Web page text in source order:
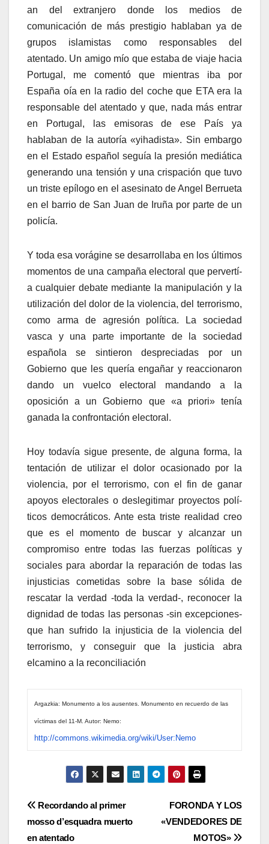
an del extranjero donde los medios de
comunicación de más prestigio hablaban ya de
grupos islamistas como responsables del
atentado. Un amigo mí­o que estaba de viaje hacia
Portugal, me comentó que mientras iba por
España oí­a en la radio del coche que ETA era la
responsable del atentado y que, nada más entrar
en Portugal, las emisoras de ese Paí­s ya
hablaban de la autorí­a «yihadista». Sin embargo
en el Estado español seguí­a la presión mediática
generando una tensión y una crispación que tuvo
un triste epí­logo en el asesinato de Angel Berrueta
en el barrio de San Juan de Iruña por parte de un
policí­a.
Y toda esa vorágine se desarrollaba en los últimos
momentos de una campaña electoral que pervertí­
a cualquier debate mediante la manipulación y la
utilización del dolor de la violencia, del terrorismo,
como arma de agresión polí­tica. La sociedad
vasca y una parte importante de la sociedad
española se sintieron despreciadas por un
Gobierno que les querí­a engañar y reaccionaron
dando un vuelco electoral mandando a la
oposición a un Gobierno que «a priori» tení­a
ganada la confrontación electoral.
Hoy todaví­a sigue presente, de alguna forma, la
tentación de utilizar el dolor ocasionado por la
violencia, por el terrorismo, con el fin de ganar
apoyos electorales o deslegitimar proyectos polí­
ticos democráticos. Ante esta triste realidad creo
que es el momento de buscar y alcanzar un
compromiso entre todas las fuerzas polí­ticas y
sociales para abordar la reparación de todas las
injusticias cometidas sobre la base sólida de
rescatar la verdad -toda la verdad-, reconocer la
dignidad de todas las personas -sin excepciones-
que han sufrido la injusticia de la violencia del
terrorismo, y conseguir que la justicia abra
elcamino a la reconciliación
Argazkia: Monumento a los ausentes. Monumento en recuerdo de las
ví­ctimas del 11-M. Autor: Nemo:
http://commons.wikimedia.org/wiki/User:Nemo
Navegación
de
FORONDA Y LOS
«VENDEDORES DE
MOTOS»
Recordando al primer
mosso d’esquadra muerto
en atentado